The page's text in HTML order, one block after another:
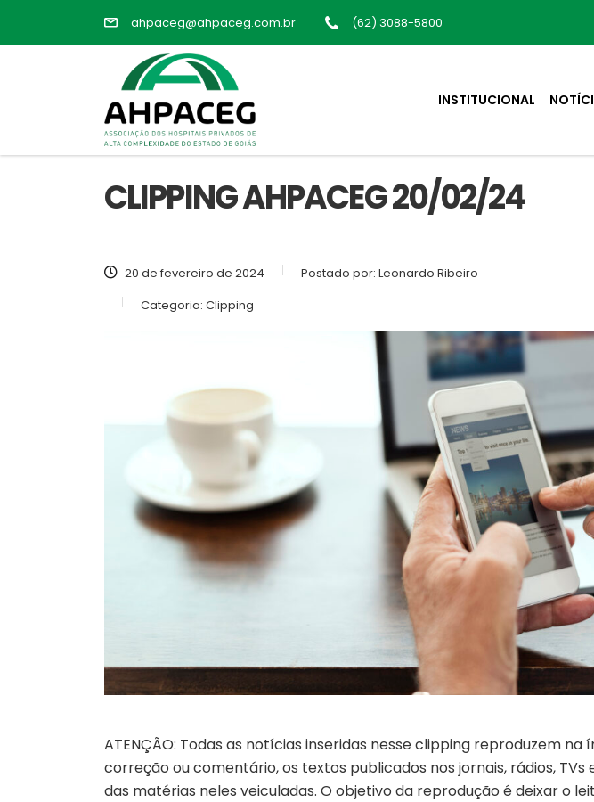
ahpaceg@ahpaceg.com.br (62) 3088-5800
INSTITUCIONAL
CLIPPING AHPACEG 20/02/24
20 de fevereiro de 2024 Postado por: Leonardo Ribeiro
Categoria: Clipping
ATENÇÃO: Todas as notícias inseridas nesse clipping reproduzem
correção ou comentário, os textos publicados nos jornais, rádios,
das matérias neles veiculadas. O objetivo da reprodução é deixar o